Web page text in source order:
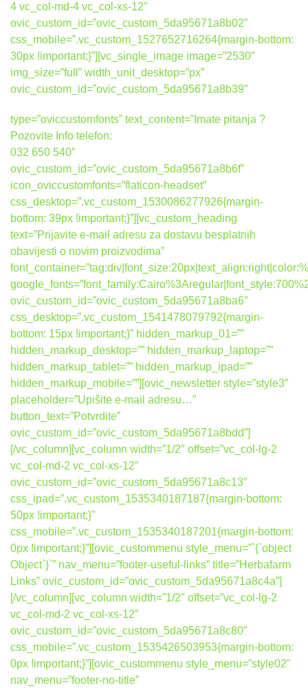
4 vc_col-md-4 vc_col-xs-12″
ovic_custom_id=”ovic_custom_5da95671a8b02″
css_mobile=”.vc_custom_1527652716264{margin-bottom:
30px !important;}”][vc_single_image image=”2530″
img_size=”full” width_unit_desktop=”px”
ovic_custom_id=”ovic_custom_5da95671a8b39″
type=”oviccustomfonts” text_content=”Imate pitanja ?
Pozovite Info telefon:
032 650 540″
ovic_custom_id=”ovic_custom_5da95671a8b6f”
icon_oviccustomfonts=”flaticon-headset”
css_desktop=”.vc_custom_1530086277926{margin-
bottom: 39px !important;}”][vc_custom_heading
text=”Prijavite e-mail adresu za dostavu besplatnih
obavijesti o novim proizvodima”
ovic_custom_id=”ovic_custom_5da95671a8ba6″
css_desktop=”.vc_custom_1541478079792{margin-
bottom: 15px !important;}” hidden_markup_01=””
hidden_markup_desktop=”” hidden_markup_laptop=””
hidden_markup_tablet=”” hidden_markup_ipad=””
hidden_markup_mobile=””][ovic_newsletter style=”style3″
placeholder=”Upišite e-mail adresu…”
button_text=”Potvrdite”
ovic_custom_id=”ovic_custom_5da95671a8bdd”]
[/vc_column][vc_column width=”1/2″ offset=”vc_col-lg-2
vc_col-md-2 vc_col-xs-12″
ovic_custom_id=”ovic_custom_5da95671a8c13″
css_ipad=”.vc_custom_1535340187187{margin-bottom:
50px !important;}”
css_mobile=”.vc_custom_1535340187201{margin-bottom:
0px !important;}”][ovic_custommenu style_menu=”`{`object
Object`}`” nav_menu=”footer-useful-links” title=”Herbafarm
Links” ovic_custom_id=”ovic_custom_5da95671a8c4a”]
[/vc_column][vc_column width=”1/2″ offset=”vc_col-lg-2
vc_col-md-2 vc_col-xs-12″
ovic_custom_id=”ovic_custom_5da95671a8c80″
css_mobile=”.vc_custom_1535426503953{margin-bottom:
0px !important;}”][ovic_custommenu style_menu=”style02″
nav_menu=”footer-no-title”